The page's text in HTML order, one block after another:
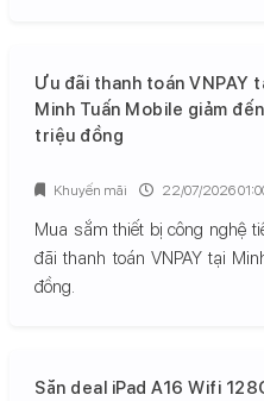
Ưu đãi thanh toán VNPAY
Minh Tuấn Mobile giảm
triệu đồng
Mua sắm thiết bị công nghệ
đãi thanh toán VNPAY tại
đồng.
Khuyến mãi 22/07/2026
Săn deal iPad A16 Wifi